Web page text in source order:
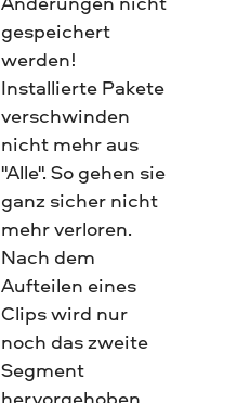
gespeichert
werden!
Installierte Pakete
verschwinden
nicht mehr aus
"Alle". So gehen sie
ganz sicher nicht
mehr verloren.
Nach dem
Aufteilen eines
Clips wird nur
noch das zweite
Segment